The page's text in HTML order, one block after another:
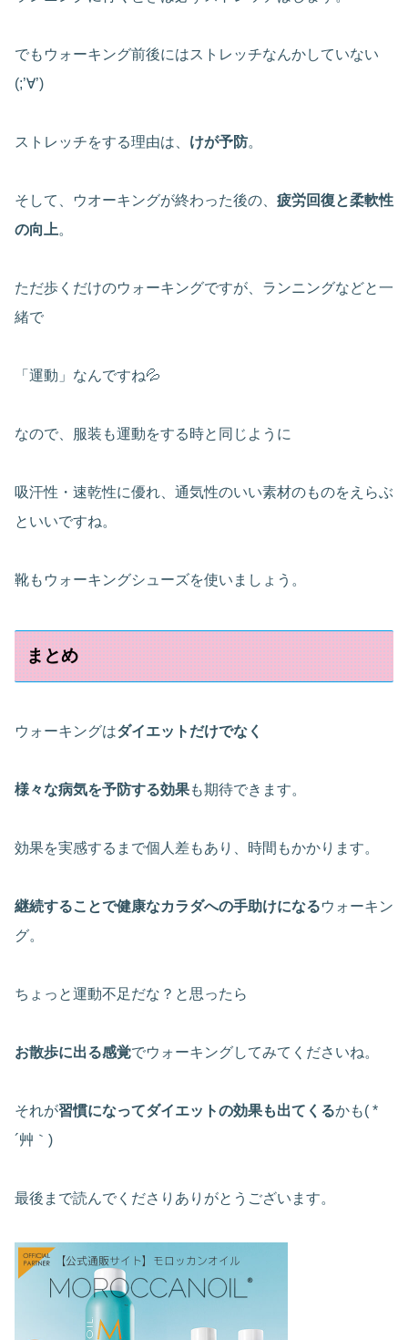
でもウォーキング前後にはストレッチなんかしていない
(;’∀’)
ストレッチをする理由は、 けが予防。
そして、ウオーキングが終わった後の、 疲労回復と柔軟性
の向上。
ただ歩くだけのウォーキングですが、ランニングなどと一
緒で
「運動」なんですね💦
なので、服装も運動をする時と同じように
吸汗性・速乾性に優れ、通気性のいい素材のものをえらぶ
といいですね。
靴もウォーキングシューズを使いましょう。
まとめ
ウォーキングはダイエットだけでなく
様々な病気を予防する効果も期待できます。
効果を実感するまで個人差もあり、時間もかかります。
継続することで健康なカラダへの手助けになるウォーキン
グ。
ちょっと運動不足だな？と思ったら
お散歩に出る感覚でウォーキングしてみてくださいね。
それが習慣になってダイエットの効果も出てくるかも( *
´艸｀)
最後まで読んでくださりありがとうございます。